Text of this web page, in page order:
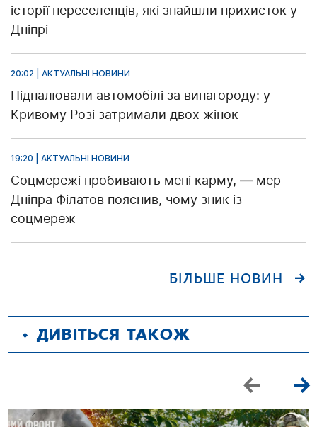
історії переселенців, які знайшли прихисток у
Дніпрі
20:02 | АКТУАЛЬНІ НОВИНИ
Підпалювали автомобілі за винагороду: у
Кривому Розі затримали двох жінок
19:20 | АКТУАЛЬНІ НОВИНИ
Соцмережі пробивають мені карму, — мер
Дніпра Філатов пояснив, чому зник із
соцмереж
БІЛЬШЕ НОВИН
ДИВІТЬСЯ ТАКОЖ